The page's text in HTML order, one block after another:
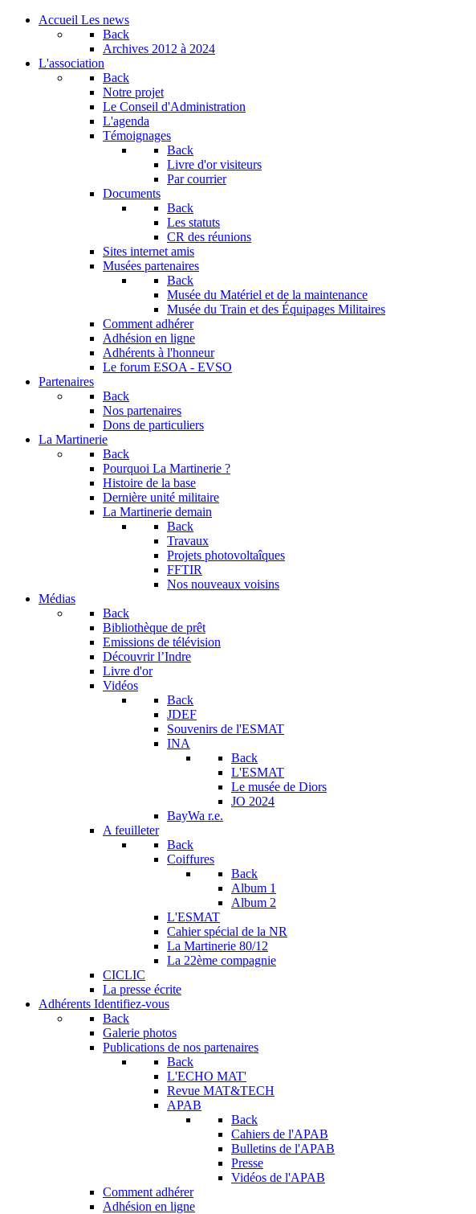
Accueil Les news
Back
Archives 2012 à 2024
L'association
Back
Notre projet
Le Conseil d'Administration
L'agenda
Témoignages
Back
Livre d'or visiteurs
Par courrier
Documents
Back
Les statuts
CR des réunions
Sites internet amis
Musées partenaires
Back
Musée du Matériel et de la maintenance
Musée du Train et des Équipages Militaires
Comment adhérer
Adhésion en ligne
Adhérents à l'honneur
Le forum ESOA - EVSO
Partenaires
Back
Nos partenaires
Dons de particuliers
La Martinerie
Back
Pourquoi La Martinerie ?
Histoire de la base
Dernière unité militaire
La Martinerie demain
Back
Travaux
Projets photovoltaîques
FFTIR
Nos nouveaux voisins
Médias
Back
Bibliothèque de prêt
Emissions de télévision
Découvrir l’Indre
Livre d'or
Vidéos
Back
JDEF
Souvenirs de l'ESMAT
INA
Back
L'ESMAT
Le musée de Diors
JO 2024
BayWa r.e.
A feuilleter
Back
Coiffures
Back
Album 1
Album 2
L'ESMAT
Cahier spécial de la NR
La Martinerie 80/12
La 22ème compagnie
CICLIC
La presse écrite
Adhérents Identifiez-vous
Back
Galerie photos
Publications de nos partenaires
Back
L'ECHO MAT'
Revue MAT&TECH
APAB
Back
Cahiers de l'APAB
Bulletins de l'APAB
Presse
Vidéos de l'APAB
Comment adhérer
Adhésion en ligne